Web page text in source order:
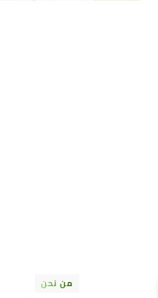
من نحن